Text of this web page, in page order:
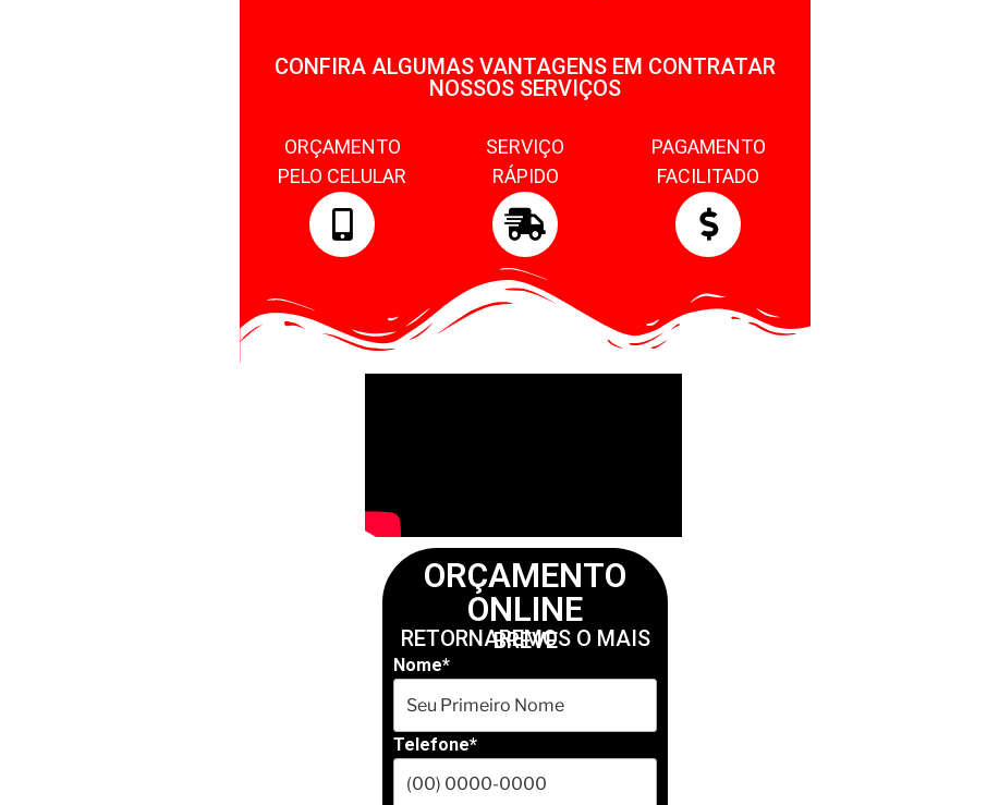
CONFIRA ALGUMAS VANTAGENS EM CONTRATAR
NOSSOS SERVIÇOS
ORÇAMENTO
PELO CELULAR
SERVIÇO
RÁPIDO
PAGAMENTO
FACILITADO
ORÇAMENTO
ONLINE
RETORNAREMOS O MAIS BREVE
Nome*
Telefone*